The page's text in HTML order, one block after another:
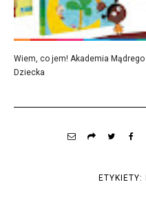
Wiem, co jem! Akademia Mądrego
Dziecka
ETYKIETY: